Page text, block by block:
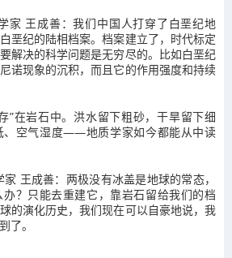
家 王成善：我们中国人打穿了白垩纪地
垩纪的陆相档案。档案建立了，时代标定
解决的科学问题是无穷尽的。比如白垩纪
诺现象的沉积，而且它的作用强度和持续
”在岩石中。洪水留下粗砂，干旱留下细
、空气湿度——地质学家如今都能从中读
王成善：两极没有冰盖是地球的常态，
？只能去重建它，靠岩石留给我们的档
的演化历史，我们现在可以自豪地说，我
了。